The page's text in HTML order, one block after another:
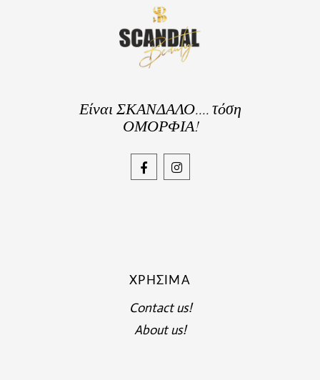
Είναι ΣΚΑΝΔΑΛΟ.... τόση
ΟΜΟΡΦΙΑ!
ΧΡΉΣΙΜΑ
Contact us!
About us!